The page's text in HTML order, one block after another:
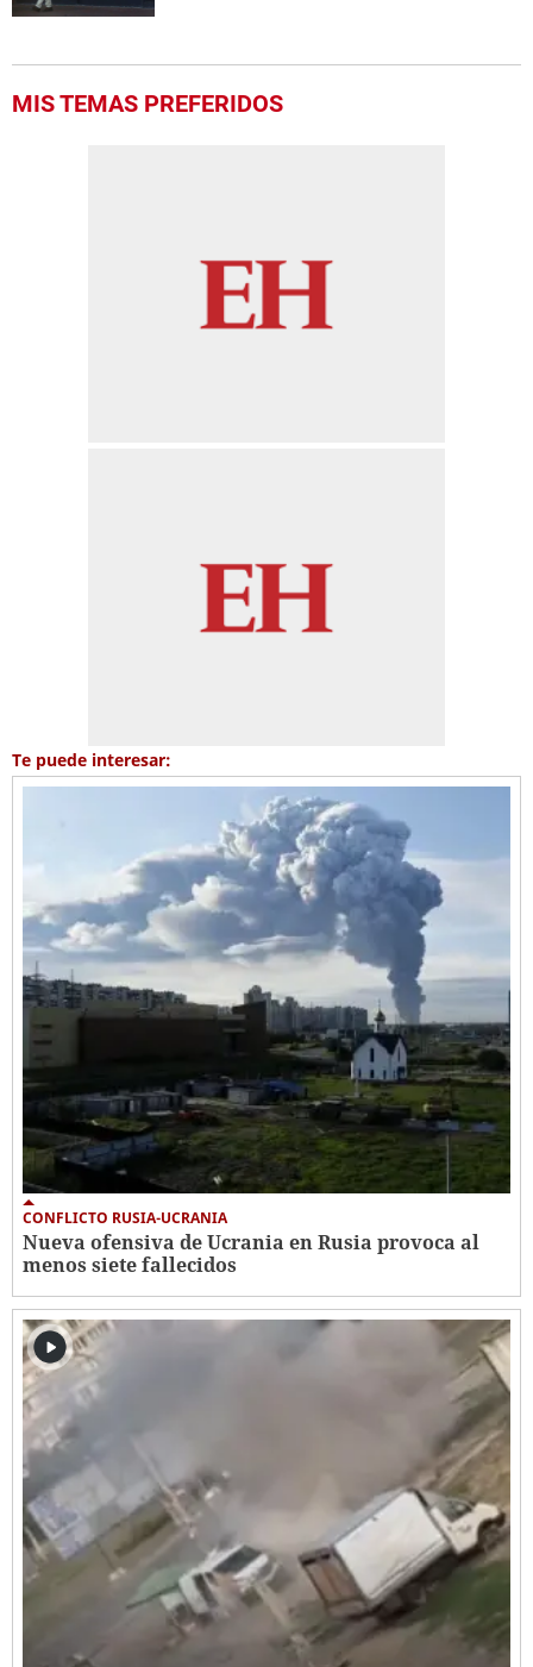
MIS TEMAS PREFERIDOS
Te puede interesar:
CONFLICTO RUSIA-UCRANIA
Nueva ofensiva de Ucrania en Rusia provoca al
menos siete fallecidos